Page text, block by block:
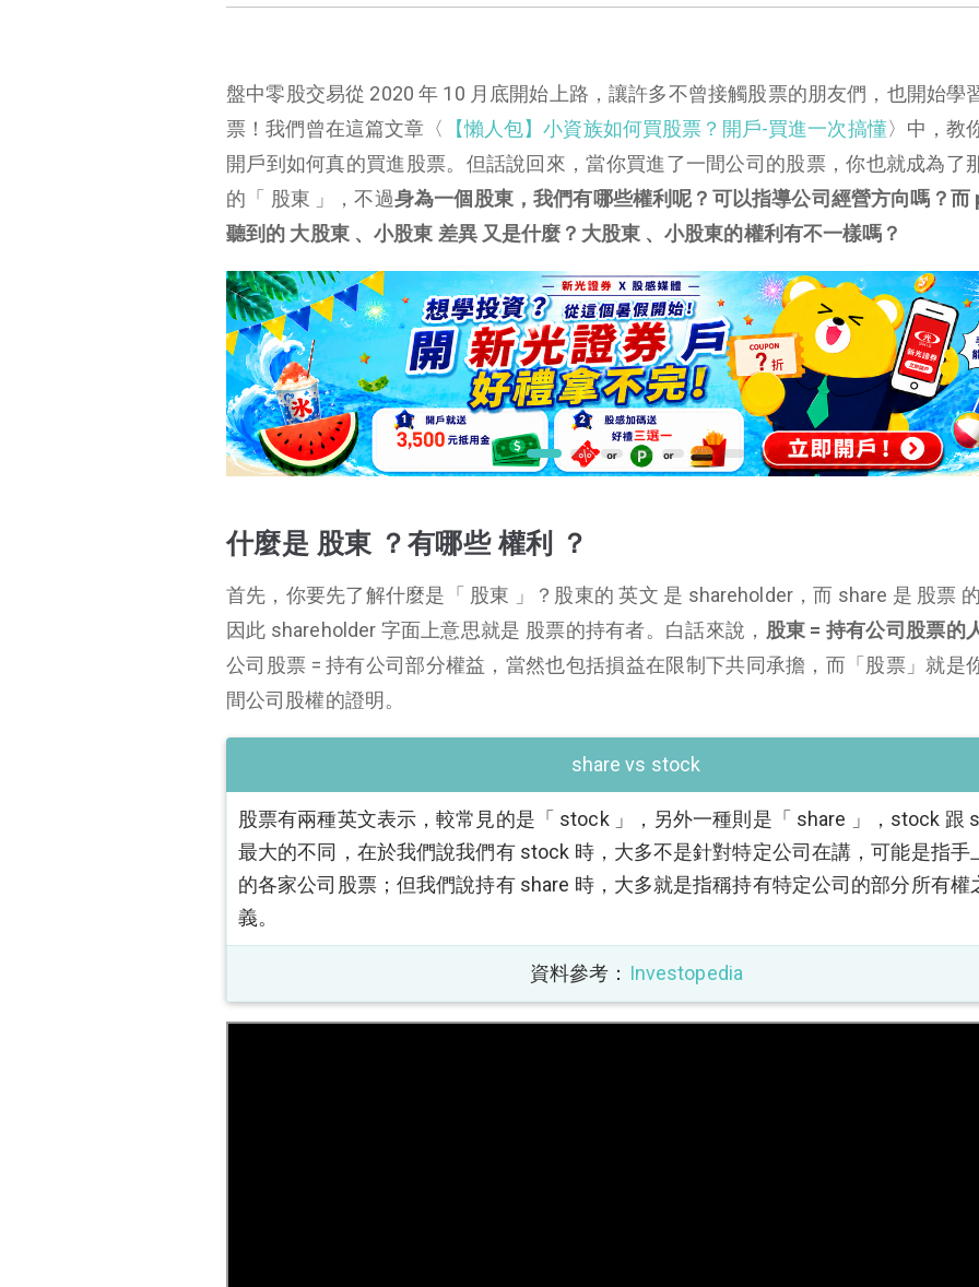
盤中零股交易從 2020 年 10 月底開始上路，讓許多不曾接觸股票的朋友們，也開始學
票！我們曾在這篇文章〈
【懶人包】小資族如何買股票？開戶-買進一次搞懂〉中，教
開戶到如何真的買進股票。但話說回來，當你買進了一間公司的股票，你也就成為了
的「 股東 」，不過身為一個股東，我們有哪些權利呢？可以指導公司經營方向嗎？而
聽到的 大股東 、小股東 差異 又是什麼？大股東 、小股東的權利有不一樣嗎？
什麼是 股東 ？有哪些 權利 ？
首先，你要先了解什麼是「 股東 」？股東的 英文 是 shareholder，而 share 是 股票 的
因此 shareholder 字面上意思就是 股票的持有者。白話來說， 股東 = 持有公司股票的
公司股票 = 持有公司部分權益，當然也包括損益在限制下共同承擔，而「股票」就是
間公司股權的證明。
share vs stock
股票有兩種英文表示，較常見的是「 stock 」，另外一種則是「 share 」，stock 跟
最大的不同，在於我們說我們有 stock 時，大多不是針對特定公司在講，可能是指手
的各家公司股票；但我們說持有 share 時，大多就是指稱持有特定公司的部分所有權
義。
資料參考： Investopedia